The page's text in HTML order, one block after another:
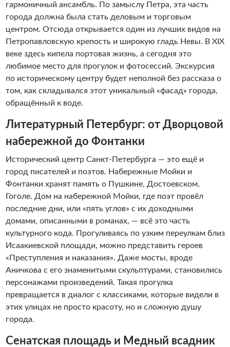
гармоничный ансамбль. По замыслу Петра, эта часть
города должна была стать деловым и торговым
центром. Отсюда открывается один из лучших видов на
Петропавловскую крепость и широкую гладь Невы. В XIX
веке здесь кипела портовая жизнь, а сегодня это
любимое место для прогулок и фотосессий. Экскурсия
по историческому центру будет неполной без рассказа о
том, как складывался этот уникальный «фасад» города,
обращённый к воде.
Литературный Петербург: от Дворцовой
набережной до Фонтанки
Исторический центр Санкт-Петербурга — это ещё и
город писателей и поэтов. Набережные Мойки и
Фонтанки хранят память о Пушкине, Достоевском,
Гоголе. Дом на набережной Мойки, где поэт провёл
последние дни, или «пять углов» с их доходными
домами, описанными в романах, — всё это часть
культурного кода. Прогуливаясь по узким переулкам близ
Исаакиевской площади, можно представить героев
«Преступления и наказания». Даже мосты, вроде
Аничкова с его знаменитыми скульптурами, становились
персонажами произведений. Такая прогулка
превращается в диалог с классиками, которые видели в
этих улицах не просто красоту, но и сложную душу
города.
Сенатская площадь и Медный всадник